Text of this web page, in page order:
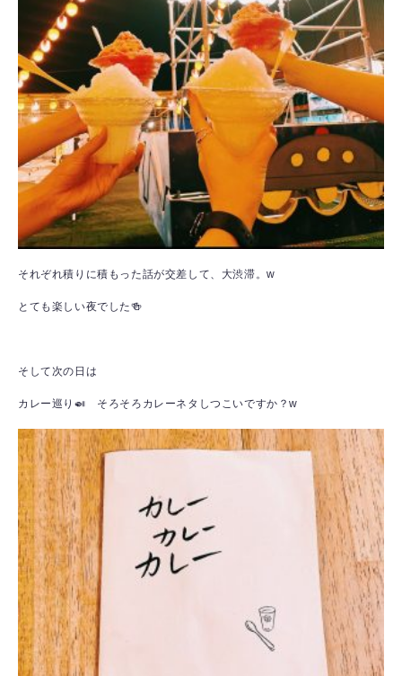
それぞれ積りに積もった話が交差して、大渋滞。w
とても楽しい夜でした🍻
そして次の日は
カレー巡り🍛 そろそろカレーネタしつこいですか？w